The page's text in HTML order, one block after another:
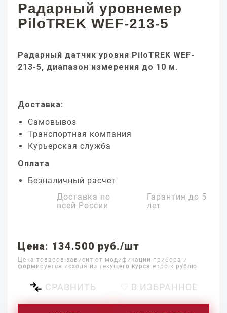
Радарный уровнемер
PiloTREK WEF-213-5
Радарный датчик уровня PiloTREK WEF-
213-5, диапазон измерения до 10 м.
Доставка:
Самовывоз
Транспортная компания
Курьерская служба
Оплата
Безналичный расчет
Доставка по
всей России
Гарантия до 5
лет
Цена: 134.500 руб./шт
Цена товаров зависит от модификации прибора и
формируется исходя из текущего курса евро к рублю
СРАВНИТЬ ♡ В ИЗБРАННОЕ